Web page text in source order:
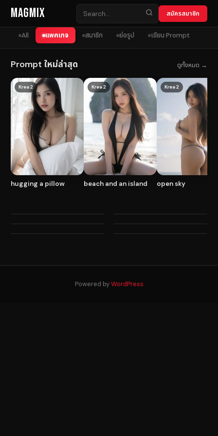
Skip to content
MagMix สมัครสมาชิก
All แพคเกจ สมาชิก ย่อรูป เขียน Prompt
Prompt ใหม่ล่าสุด ดูทั้งหมด →
Krea 2
hugging a pillow
Krea 2
beach and an island
Krea 2
open sky
Powered byWordPress